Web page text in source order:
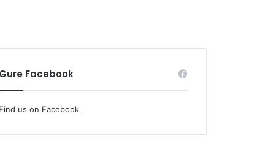
Gure Facebook
Find us on Facebook